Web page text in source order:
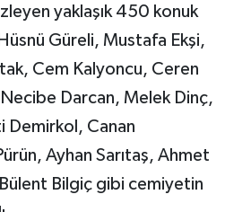
yaklaşık 450 konuk
Güreli, Mustafa Ekşi,
Cem Kalyoncu, Ceren
Darcan, Melek Dinç,
Demirkol, Canan
Ayhan Sarıtaş, Ahmet
Bilgiç gibi cemiyetin